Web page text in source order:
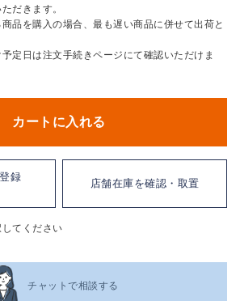
だきます。
品を購入の場合、最も遅い商品に併せて出荷と
定日は注文手続きページにて確認いただけま
カートに入れる
録
店舗在庫を確認・取置
てください
チャットで相談する